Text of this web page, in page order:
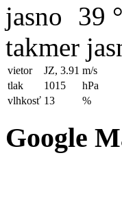
39
takmer
vietor JZ, 3.91 m/s
tlak
1015
hPa
vlhkosť 13 %
Google